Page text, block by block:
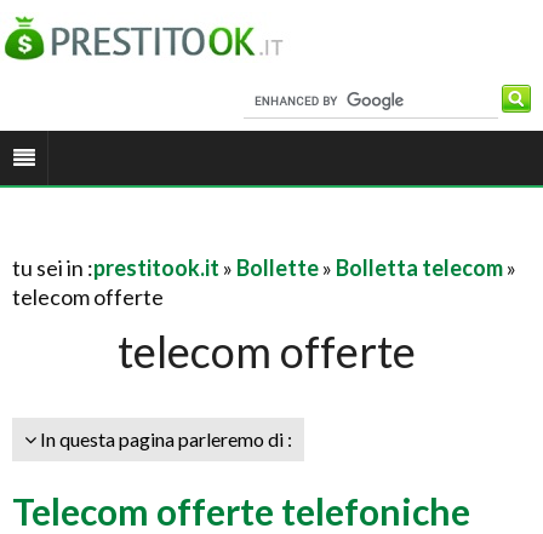
tu sei in :prestitook.it » Bollette» Bolletta telecom»
telecom offerte
telecom offerte
In questa pagina parleremo di :
Telecom offerte telefoniche